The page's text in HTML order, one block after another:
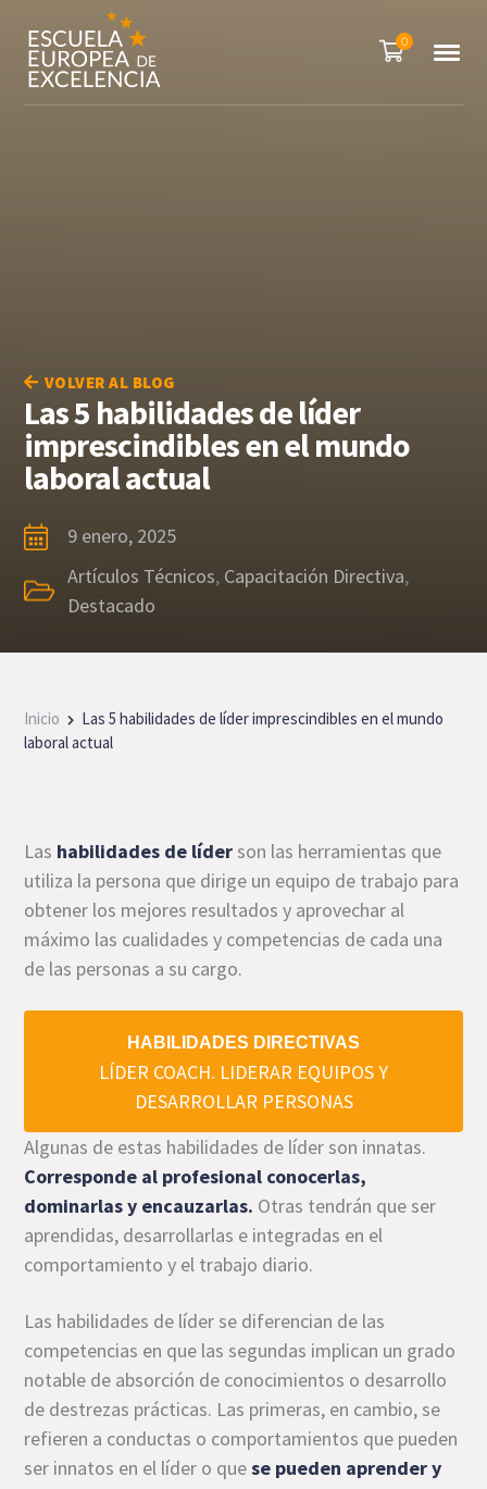
0
VOLVER AL BLOG
Las 5 habilidades de líder
imprescindibles en el mundo
laboral actual
9 enero, 2025
Artículos Técnicos, Capacitación Directiva,
Destacado
Inicio
Las 5 habilidades de líder imprescindibles en el mundo
laboral actual
Las habilidades de líderson las herramientas que
utiliza la persona que dirige un equipo de trabajo para
obtener los mejores resultados y aprovechar al
máximo las cualidades y competencias de cada una
de las personas a su cargo.
HABILIDADES DIRECTIVAS
LÍDER COACH. LIDERAR EQUIPOS Y
DESARROLLAR PERSONAS
Algunas de estas habilidades de líder son innatas.
Corresponde al profesional conocerlas,
dominarlas y encauzarlas. Otras tendrán que ser
aprendidas, desarrollarlas e integradas en el
comportamiento y el trabajo diario.
Las habilidades de líder se diferencian de las
competencias en que las segundas implican un grado
notable de absorción de conocimientos o desarrollo
de destrezas prácticas. Las primeras, en cambio, se
refieren a conductas o comportamientos que pueden
ser innatos en el líder o quese pueden aprender y